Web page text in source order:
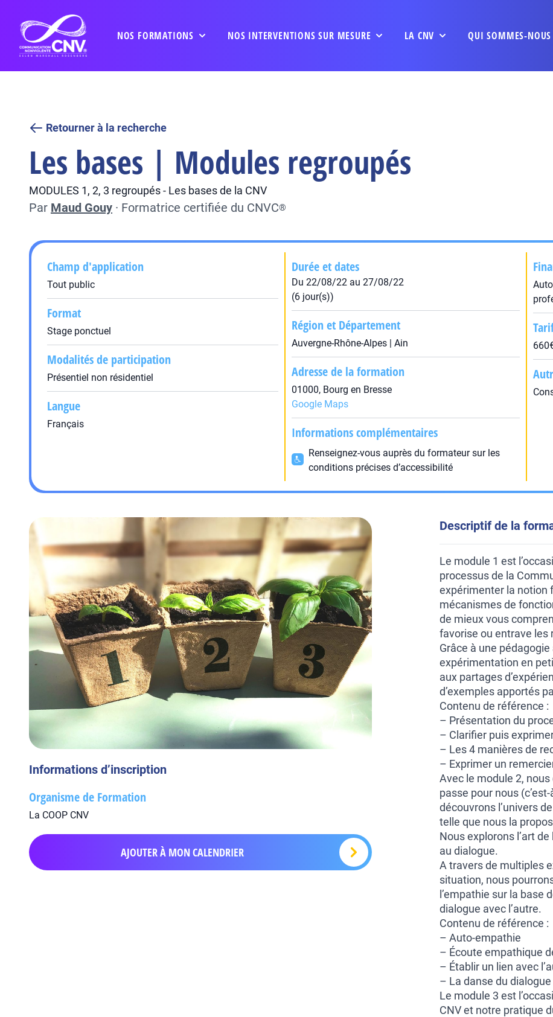
NOS FORMATIONS NOS INTERVENTIONS SUR MESURE LA CNV QUI SOMMES-NOUS
Retourner à la recherche
Les bases | Modules regroupés
MODULES 1, 2, 3 regroupés - Les bases de la CNV
Par Maud Gouy · Formatrice certifiée du CNVC®
Champ d'application
Tout public
Format
Stage ponctuel
Modalités de participation
Présentiel non résidentiel
Langue
Français
Durée et dates
Du 22/08/22 au 27/08/22
(6 jour(s))
Région et Département
Auvergne-Rhône-Alpes | Ain
Adresse de la formation
01000, Bourg en Bresse
Google Maps
Informations complémentaires
Renseignez-vous auprès du formateur sur les
conditions précises d’accessibilité
Informations d’inscription
Organisme de Formation
La COOP CNV
AJOUTER À MON CALENDRIER
Descriptif de la
Le module 1 est
processus de la
expérimenter la notion
mécanismes de
de mieux vous
favorise ou entrave les
Grâce à une
expérimentation en
aux partages
d’exemples apportés
Contenu de référence :
– Présentation du
– Clarifier puis
– Les 4 manières de
– Exprimer un
Avec le module 2,
passe pour nous
découvrons l’univers
telle que nous la
Nous explorons l’art
au dialogue.
A travers de multiples
situation, nous
l’empathie sur la base
dialogue avec l’autre.
Contenu de référence :
– Auto-empathie
– Écoute empathique
– Établir un lien avec
– La danse du dialogue
Le module 3 est
CNV et notre pratique